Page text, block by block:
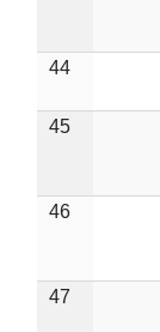
44
45
46
47